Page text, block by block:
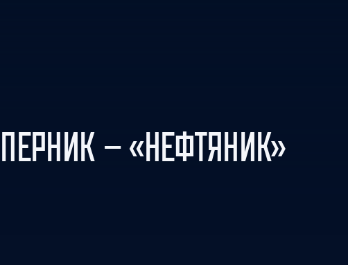
— «НЕФТЯНИК»